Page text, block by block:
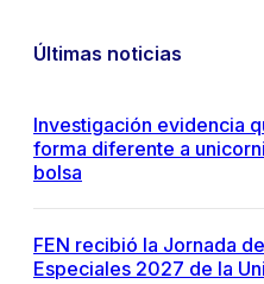
Últimas noticias
Investigación evidencia
forma diferente a
bolsa
FEN recibió la Jornada
Especiales 2027 de la